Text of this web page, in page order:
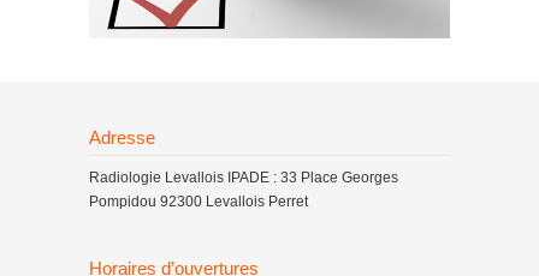
Adresse
Radiologie Levallois IPADE : 33 Place Georges
Pompidou 92300 Levallois Perret
Horaires d’ouvertures